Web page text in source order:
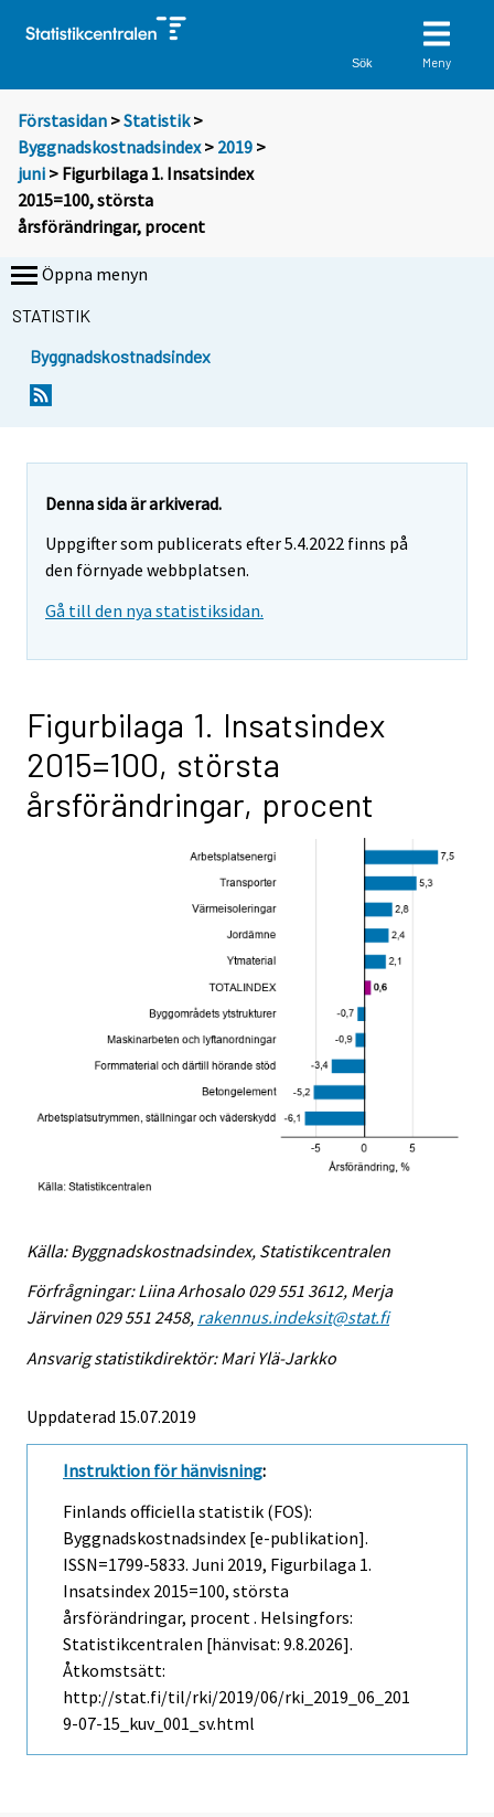
Sök Meny
Förstasidan >Statistik >
Byggnadskostnadsindex> 2019 >
juni > Figurbilaga 1. Insatsindex
2015=100, största
årsförändringar, procent
Öppna menyn
STATISTIK
Byggnadskostnadsindex
Denna sida är arkiverad.
Uppgifter som publicerats efter 5.4.2022 finns på
den förnyade webbplatsen.
Gå till den nya statistiksidan.
Figurbilaga 1. Insatsindex
2015=100, största
årsförändringar, procent
Källa: Byggnadskostnadsindex, Statistikcentralen
Förfrågningar: Liina Arhosalo 029 551 3612, Merja
Järvinen 029 551 2458, rakennus.indeksit@stat.fi
Ansvarig statistikdirektör: Mari Ylä-Jarkko
Uppdaterad 15.07.2019
Instruktion för hänvisning:
Finlands officiella statistik (FOS):
Byggnadskostnadsindex [e-publikation].
ISSN=1799-5833. Juni 2019, Figurbilaga 1.
Insatsindex 2015=100, största
årsförändringar, procent . Helsingfors:
Statistikcentralen [hänvisat: 9.8.2026].
Åtkomstsätt:
http://stat.fi/til/rki/2019/06/rki_2019_06_201
9-07-15_kuv_001_sv.html